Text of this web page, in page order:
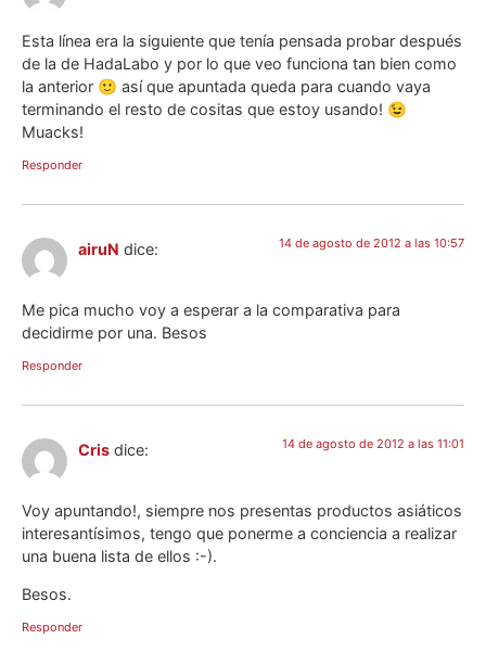
Esta línea era la siguiente que tenía pensada probar después
de la de HadaLabo y por lo que veo funciona tan bien como
la anterior 🙂 así que apuntada queda para cuando vaya
terminando el resto de cositas que estoy usando! 😉
Muacks!
Responder
airuN dice: 14 de agosto de 2012 a las 10:57
Me pica mucho voy a esperar a la comparativa para
decidirme por una. Besos
Responder
Cris dice: 14 de agosto de 2012 a las 11:01
Voy apuntando!, siempre nos presentas productos asiáticos
interesantísimos, tengo que ponerme a conciencia a realizar
una buena lista de ellos :-).
Besos.
Responder